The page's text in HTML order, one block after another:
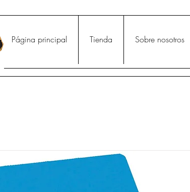
Página principal Tienda Sobre nosotros